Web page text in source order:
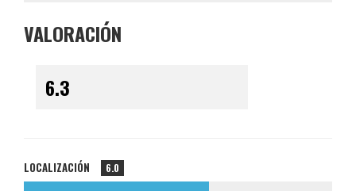
VALORACIÓN
LOCALIZACIÓN 6.0